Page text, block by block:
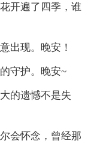
开遍了四季，谁
出现。晚安！
守护。晚安~
的遗憾不是失
会怀念，曾经那